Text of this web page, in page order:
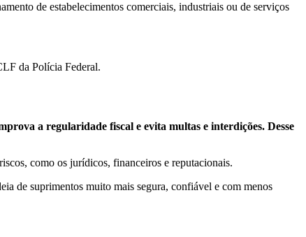
de estabelecimentos comerciais, industriais ou de serviços
da Polícia Federal.
a regularidade fiscal e evita multas e interdições. Desse
como os jurídicos, financeiros e reputacionais.
de suprimentos muito mais segura, confiável e com menos